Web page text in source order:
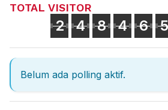
TOTAL VISITOR
2 4 8 4 6 5
Belum ada polling aktif.